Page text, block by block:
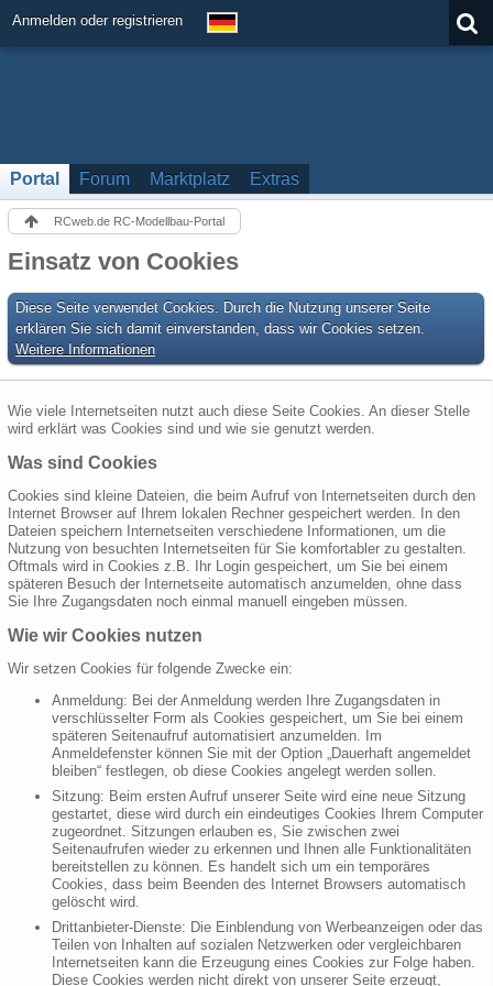
Anmelden oder registrieren
Portal Forum Marktplatz Extras
RCweb.de RC-Modellbau-Portal
Einsatz von Cookies
Diese Seite verwendet Cookies. Durch die Nutzung unserer Seite
erklären Sie sich damit einverstanden, dass wir Cookies setzen.
Weitere Informationen
Wie viele Internetseiten nutzt auch diese Seite Cookies. An dieser Stelle
wird erklärt was Cookies sind und wie sie genutzt werden.
Was sind Cookies
Cookies sind kleine Dateien, die beim Aufruf von Internetseiten durch den
Internet Browser auf Ihrem lokalen Rechner gespeichert werden. In den
Dateien speichern Internetseiten verschiedene Informationen, um die
Nutzung von besuchten Internetseiten für Sie komfortabler zu gestalten.
Oftmals wird in Cookies z.B. Ihr Login gespeichert, um Sie bei einem
späteren Besuch der Internetseite automatisch anzumelden, ohne dass
Sie Ihre Zugangsdaten noch einmal manuell eingeben müssen.
Wie wir Cookies nutzen
Wir setzen Cookies für folgende Zwecke ein:
Anmeldung: Bei der Anmeldung werden Ihre Zugangsdaten in
verschlüsselter Form als Cookies gespeichert, um Sie bei einem
späteren Seitenaufruf automatisiert anzumelden. Im
Anmeldefenster können Sie mit der Option „Dauerhaft angemeldet
bleiben“ festlegen, ob diese Cookies angelegt werden sollen.
Sitzung: Beim ersten Aufruf unserer Seite wird eine neue Sitzung
gestartet, diese wird durch ein eindeutiges Cookies Ihrem Computer
zugeordnet. Sitzungen erlauben es, Sie zwischen zwei
Seitenaufrufen wieder zu erkennen und Ihnen alle Funktionalitäten
bereitstellen zu können. Es handelt sich um ein temporäres
Cookies, dass beim Beenden des Internet Browsers automatisch
gelöscht wird.
Drittanbieter-Dienste: Die Einblendung von Werbeanzeigen oder das
Teilen von Inhalten auf sozialen Netzwerken oder vergleichbaren
Internetseiten kann die Erzeugung eines Cookies zur Folge haben.
Diese Cookies werden nicht direkt von unserer Seite erzeugt,